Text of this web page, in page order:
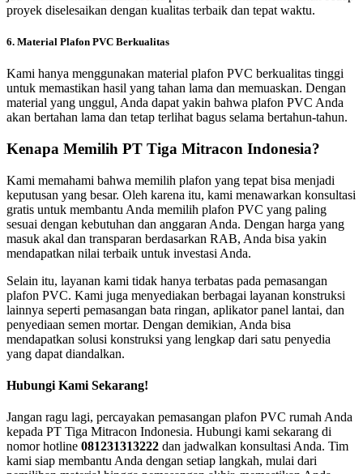
proyek diselesaikan dengan kualitas terbaik dan tepat waktu.
6. Material Plafon PVC Berkualitas
Kami hanya menggunakan material plafon PVC berkualitas tinggi
untuk memastikan hasil yang tahan lama dan memuaskan. Dengan
material yang unggul, Anda dapat yakin bahwa plafon PVC Anda
akan bertahan lama dan tetap terlihat bagus selama bertahun-tahun.
Kenapa Memilih PT Tiga Mitracon Indonesia?
Kami memahami bahwa memilih plafon yang tepat bisa menjadi
keputusan yang besar. Oleh karena itu, kami menawarkan konsultasi
gratis untuk membantu Anda memilih plafon PVC yang paling
sesuai dengan kebutuhan dan anggaran Anda. Dengan harga yang
masuk akal dan transparan berdasarkan RAB, Anda bisa yakin
mendapatkan nilai terbaik untuk investasi Anda.
Selain itu, layanan kami tidak hanya terbatas pada pemasangan
plafon PVC. Kami juga menyediakan berbagai layanan konstruksi
lainnya seperti pemasangan bata ringan, aplikator panel lantai, dan
penyediaan semen mortar. Dengan demikian, Anda bisa
mendapatkan solusi konstruksi yang lengkap dari satu penyedia
yang dapat diandalkan.
Hubungi Kami Sekarang!
Jangan ragu lagi, percayakan pemasangan plafon PVC rumah Anda
kepada PT Tiga Mitracon Indonesia. Hubungi kami sekarang di
nomor hotline 081231313222 dan jadwalkan konsultasi Anda. Tim
kami siap membantu Anda dengan setiap langkah, mulai dari